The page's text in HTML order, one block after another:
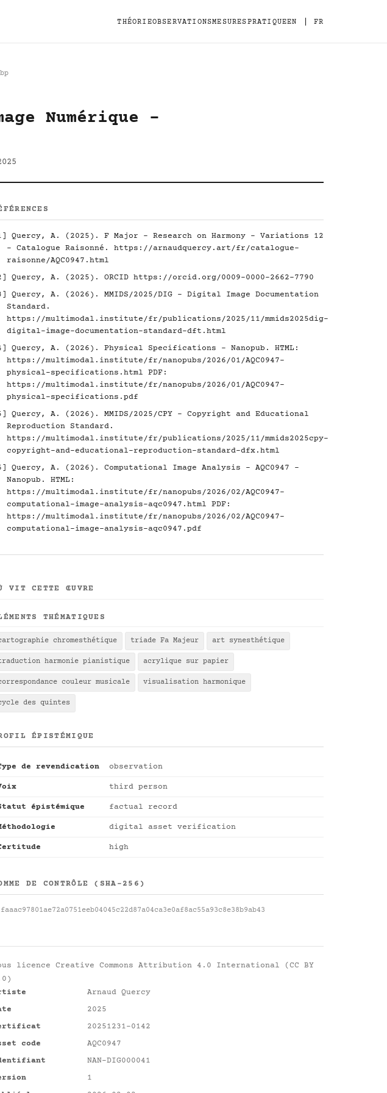
THÉORIEOBSERVATIONSMESURESPRATIQUEEN FR
Numérique -
Quercy, A. (2025). F Major - Research on Harmony - Variations 12
- Catalogue Raisonné. https://arnaudquercy.art/fr/catalogue-
raisonne/AQC0947.html
Quercy, A. (2025). ORCID https://orcid.org/0009-0000-2662-7790
Quercy, A. (2026). MMIDS/2025/DIG - Digital Image Documentation
Standard.
https://multimodal.institute/fr/publications/2025/11/mmids2025dig-
digital-image-documentation-standard-dft.html
Quercy, A. (2026). Physical Specifications - Nanopub. HTML:
https://multimodal.institute/fr/nanopubs/2026/01/AQC0947-
physical-specifications.html PDF:
https://multimodal.institute/fr/nanopubs/2026/01/AQC0947-
physical-specifications.pdf
Quercy, A. (2026). MMIDS/2025/CPY - Copyright and Educational
Reproduction Standard.
https://multimodal.institute/fr/publications/2025/11/mmids2025cpy-
copyright-and-educational-reproduction-standard-dfx.html
Quercy, A. (2026). Computational Image Analysis - AQC0947 -
Nanopub. HTML:
https://multimodal.institute/fr/nanopubs/2026/02/AQC0947-
computational-image-analysis-aqc0947.html PDF:
https://multimodal.institute/fr/nanopubs/2026/02/AQC0947-
computational-image-analysis-aqc0947.pdf
VIT CETTE ŒUVRE
THÉMATIQUES
chromesthétique triade Fa Majeur art synesthétique
harmonie pianistique acrylique sur papier
couleur musicale visualisation harmonique
des quintes
ÉPISTÉMIQUE
de revendication observation
third person
épistémique factual record
digital asset verification
high
DE CONTRÔLE (SHA-256)
licence Creative Commons Attribution 4.0 International (CC BY
Arnaud Quercy
2025
20251231-0142
code
AQC0947
NAN-DIG000041
1